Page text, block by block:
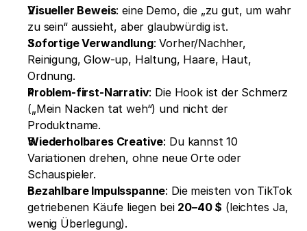
Visueller Beweis: eine Demo, die „zu gut, um wahr
zu sein“ aussieht, aber glaubwürdig ist.
Sofortige Verwandlung: Vorher/Nachher,
Reinigung, Glow-up, Haltung, Haare, Haut,
Ordnung.
Problem-first-Narrativ: Die Hook ist der Schmerz
(„Mein Nacken tat weh“) und nicht der
Produktname.
Wiederholbares Creative: Du kannst 10
Variationen drehen, ohne neue Orte oder
Schauspieler.
Bezahlbare Impulsspanne: Die meisten von TikTok
getriebenen Käufe liegen bei 20–40 $ (leichtes Ja,
wenig Überlegung).